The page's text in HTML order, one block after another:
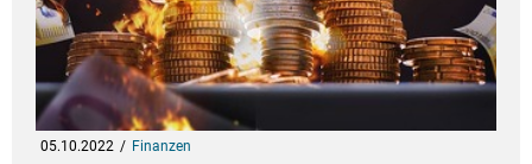
05.10.2022 Finanzen